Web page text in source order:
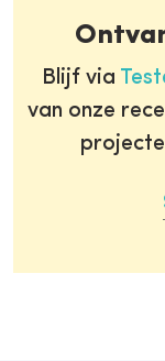
Blijf via
van onze